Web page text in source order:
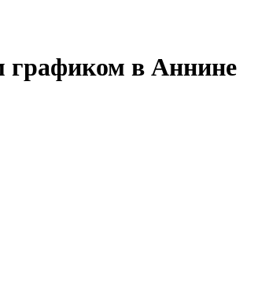
графиком в Аннине